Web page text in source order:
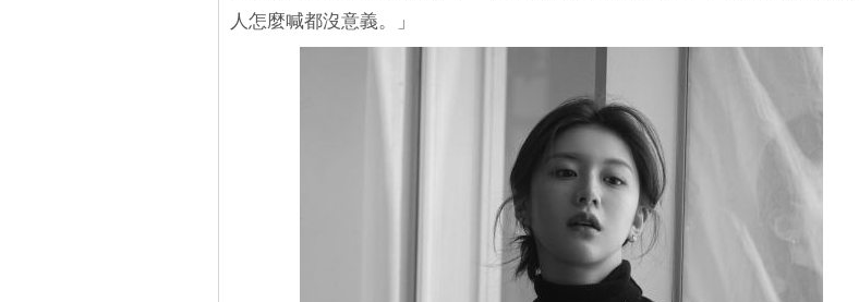
人怎麼喊都沒意義。」